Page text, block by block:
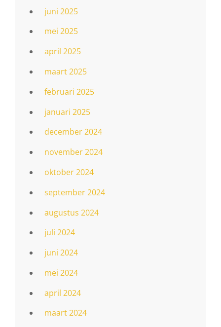
juni 2025
mei 2025
april 2025
maart 2025
februari 2025
januari 2025
december 2024
november 2024
oktober 2024
september 2024
augustus 2024
juli 2024
juni 2024
mei 2024
april 2024
maart 2024